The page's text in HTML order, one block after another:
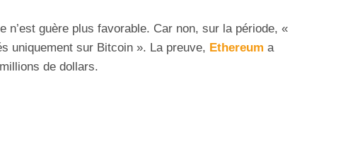
n’est guère plus favorable. Car non, sur la période, «
uniquement sur Bitcoin ». La preuve, Ethereum a
de dollars.